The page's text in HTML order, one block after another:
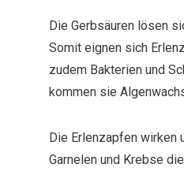
Die Gerbsäuren lösen
Somit eignen sich
zudem Bakterien und
kommen sie
Die Erlenzapfen wirken
Garnelen und Krebse